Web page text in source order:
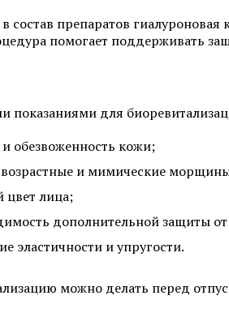
состав препаратов гиалуроновая
помогает поддерживать
показаниями для
и обезвоженность кожи;
и мимические
цвет лица;
дополнительной защиты
эластичности и упругости.
можно делать перед